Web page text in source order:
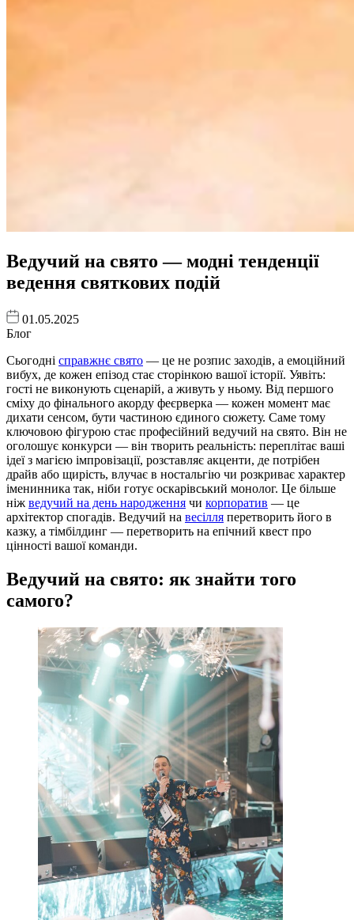
Ведучий на свято — модні тенденції
ведення святкових подій
01.05.2025
Блог
Сьогодні справжнє свято — це не розпис заходів, а емоційний
вибух, де кожен епізод стає сторінкою вашої історії. Уявіть:
гості не виконують сценарій, а живуть у ньому. Від першого
сміху до фінального акорду феєрверка — кожен момент має
дихати сенсом, бути частиною єдиного сюжету. Саме тому
ключовою фігурою стає професійний ведучий на свято. Він не
оголошує конкурси — він творить реальність: переплітає ваші
ідеї з магією імпровізації, розставляє акценти, де потрібен
драйв або щирість, влучає в ностальгію чи розкриває характер
іменинника так, ніби готує оскарівський монолог. Це більше
ніж ведучий на день народження чи корпоратив — це
архітектор спогадів. Ведучий на весілля перетворить його в
казку, а тімбілдинг — перетворить на епічний квест про
цінності вашої команди.
Ведучий на свято: як знайти того
самого?